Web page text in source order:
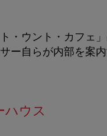
・ウント・カフェ
ー自らが内部を案
ハウス